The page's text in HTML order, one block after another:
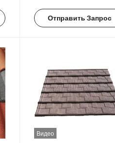
Отправить Запрос
Видео